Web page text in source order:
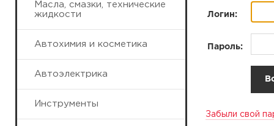
Масла, смазки, технические
жидкости
Автохимия и косметика
Автоэлектрика
Инструменты
Логин:
Пароль:
Забыли свой